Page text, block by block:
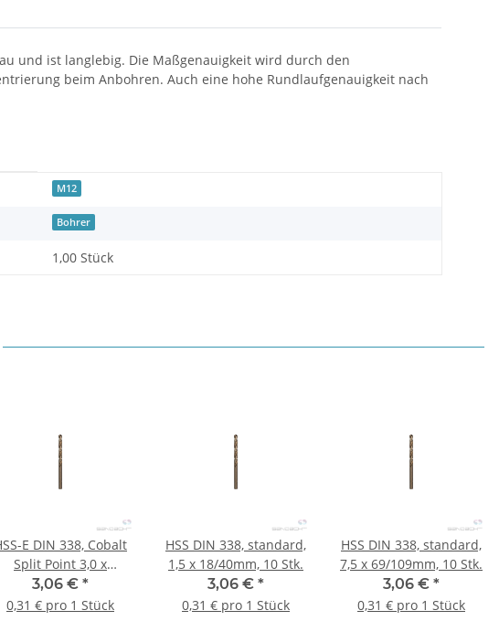
und ist langlebig. Die Maßgenauigkeit wird durch den
beim Anbohren. Auch eine hohe Rundlaufgenauigkeit nach
M12
Bohrer
1,00 Stück
E DIN 338, Cobalt
Split Point 3,0 x
33/61mm, 10 Stk.
3,06 € *
0,31 € pro 1 Stück
HSS DIN 338, standard,
1,5 x 18/40mm, 10 Stk.
3,06 € *
0,31 € pro 1 Stück
HSS DIN 338, standard,
7,5 x 69/109mm, 10 Stk.
3,06 € *
0,31 € pro 1 Stück